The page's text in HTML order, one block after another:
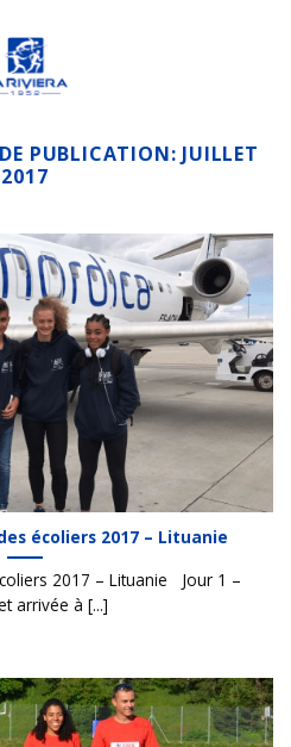
PUBLICATION: JUILLET
2017
écoliers 2017 – Lituanie
2017 – Lituanie Jour 1 –
arrivée à [...]